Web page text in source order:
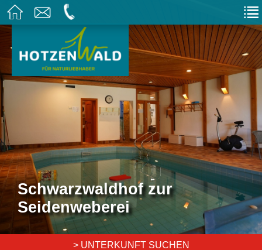
Schwarzwaldhof zur
Seidenweberei
> UNTERKUNFT SUCHEN